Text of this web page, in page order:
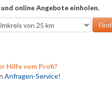
online Angebote einholen.
Hilfe vom Profi?
Anfragen-Service!